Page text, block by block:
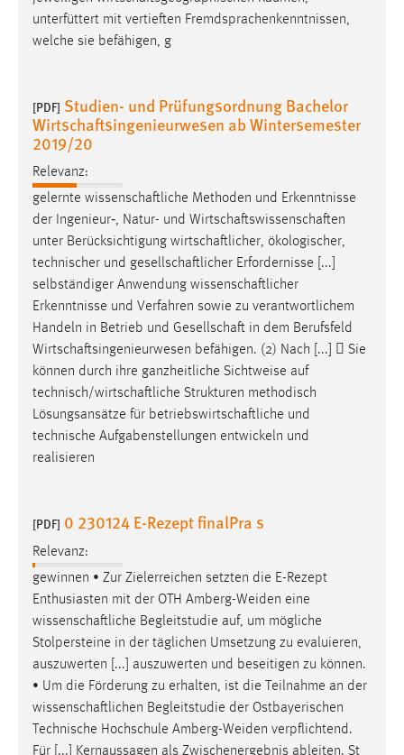
unterfüttert mit vertieften Fremdsprachenkenntnissen,
welche sie befähigen, g
[PDF] Studien- und Prüfungsordnung Bachelor
Wirtschaftsingenieurwesen ab Wintersemester
2019/20
Relevanz:
gelernte wissenschaftliche Methoden und Erkenntnisse
der Ingenieur‐, Natur- und Wirtschaftswissenschaften
unter Berücksichtigung wirtschaftlicher, ökologischer,
technischer und gesellschaftlicher Erfordernisse [...]
selbständiger Anwendung wissenschaftlicher
Erkenntnisse und Verfahren sowie zu verantwortlichem
Handeln in Betrieb und Gesellschaft in dem Berufsfeld
Wirtschaftsingenieurwesen befähigen. (2) Nach [...]  Sie
können durch ihre ganzheitliche Sichtweise auf
technisch/wirtschaftliche Strukturen methodisch
Lösungsansätze für betriebswirtschaftliche und
technische Aufgabenstellungen entwickeln und
realisieren
[PDF] 0 230124 E-Rezept finalPra s
Relevanz:
gewinnen • Zur Zielerreichen setzten die E-Rezept
Enthusiasten mit der OTH Amberg-Weiden eine
wissenschaftliche Begleitstudie auf, um mögliche
Stolpersteine in der täglichen Umsetzung zu evaluieren,
auszuwerten [...] auszuwerten und beseitigen zu können.
• Um die Förderung zu erhalten, ist die Teilnahme an der
wissenschaftlichen Begleitstudie der Ostbayerischen
Technische Hochschule Amberg-Weiden verpflichtend.
Für [...] Kernaussagen als Zwischenergebnis ableiten. St
Conversion-Tracking
Cookie Laufzeit:
Facebook Pixel
_fbp
Anbieter:
Facebook
Zweck:
Conversion-Tracking
Cookie Laufzeit:
EXTERNE MEDIEN
Um Inhalte von Videoplattformen und Social Media
Plattformen anzeigen zu können, werden von diesen
YouTube
Vimeo